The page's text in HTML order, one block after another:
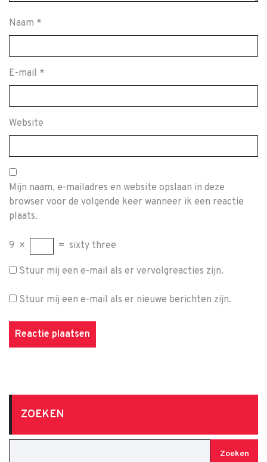
Naam *
E-mail *
Website
Mijn naam, e-mailadres en website opslaan in deze
browser voor de volgende keer wanneer ik een reactie
plaats.
9 × = sixty three
Stuur mij een e-mail als er vervolgreacties zijn.
Stuur mij een e-mail als er nieuwe berichten zijn.
ZOEKEN
Zoeken